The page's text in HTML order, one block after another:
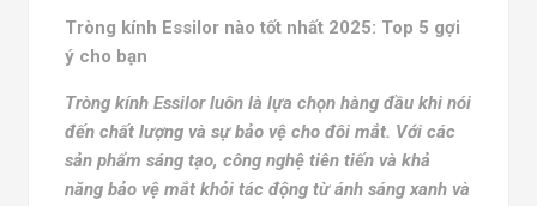
Tròng kính Essilor nào tốt nhất 2025: Top 5 gợi
ý cho bạn
Tròng kính Essilor luôn là lựa chọn hàng đầu khi nói
đến chất lượng và sự bảo vệ cho đôi mắt. Với các
sản phẩm sáng tạo, công nghệ tiên tiến và khả
năng bảo vệ mắt khỏi tác động từ ánh sáng xanh và